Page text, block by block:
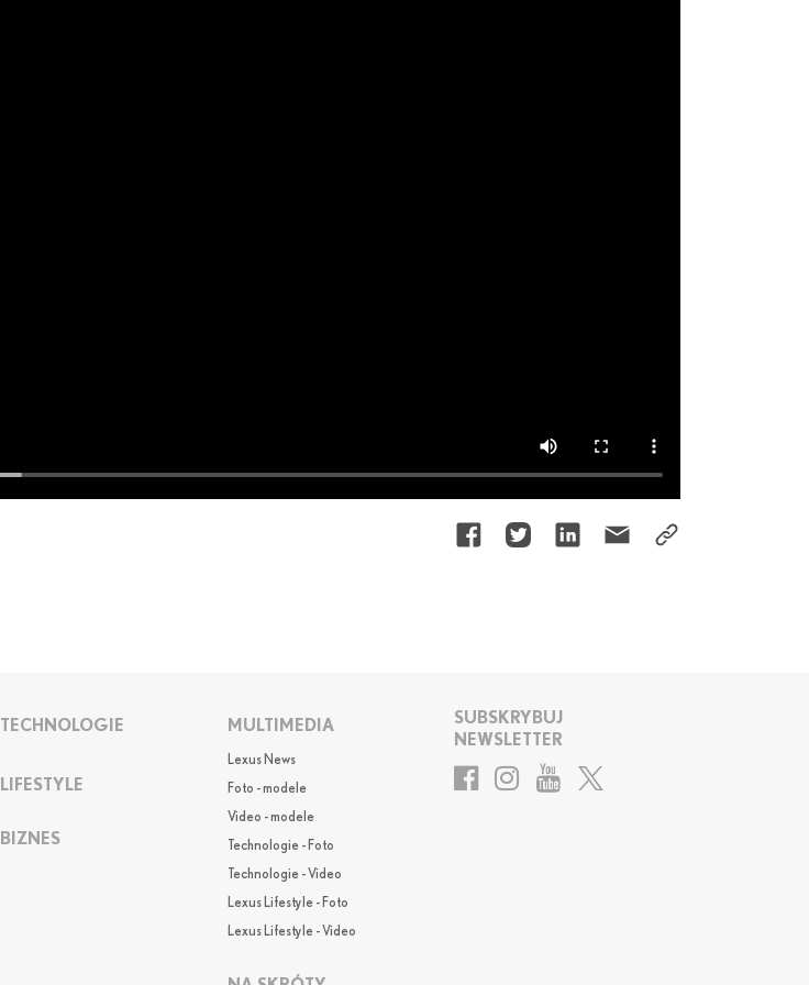
TECHNOLOGIE
LIFESTYLE
BIZNES
MULTIMEDIA
Lexus News
Foto - modele
Video - modele
Technologie - Foto
Technologie - Video
Lexus Lifestyle - Foto
Lexus Lifestyle - Video
SUBSKRYBUJ
NEWSLETTER